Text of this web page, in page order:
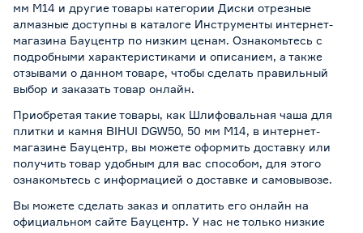
мм М14 и другие товары категории Диски отрезные
алмазные доступны в каталоге Инструменты интернет-
магазина Бауцентр по низким ценам. Ознакомьтесь с
подробными характеристиками и описанием, а также
отзывами о данном товаре, чтобы сделать правильный
выбор и заказать товар онлайн.
Приобретая такие товары, как Шлифовальная чаша для
плитки и камня BIHUI DGW50, 50 мм М14, в интернет-
магазине Бауцентр, вы можете оформить доставку или
получить товар удобным для вас способом, для этого
ознакомьтесь с информацией о доставке и самовывозе.
Вы можете сделать заказ и оплатить его онлайн на
официальном сайте Бауцентр. У нас не только низкие